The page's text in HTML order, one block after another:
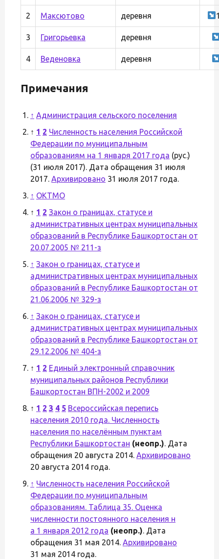
2 Максютово деревня
3 Григорьевка деревня
4 Веденовка деревня
Примечания
↑ Администрация сельского поселения
↑ 1 2 Численность населения Российской
Федерации по муниципальным
образованиям на 1 января 2017 года (рус.)
(31 июля 2017). Дата обращения 31 июля
2017. Архивировано 31 июля 2017 года.
↑ ОКТМО
↑ 1 2 Закон о границах, статусе и
административных центрах муниципальных
образований в Республике Башкортостан от
20.07.2005 № 211-з
↑ Закон о границах, статусе и
административных центрах муниципальных
образований в Республике Башкортостан от
21.06.2006 № 329-з
↑ Закон о границах, статусе и
административных центрах муниципальных
образований в Республике Башкортостан от
29.12.2006 № 404-з
↑ 1 2 Единый электронный справочник
муниципальных районов Республики
Башкортостан ВПН-2002 и 2009
↑ 1 2 3 4 5 Всероссийская перепись
населения 2010 года. Численность
населения по населённым пунктам
Республики Башкортостан (неопр.). Дата
обращения 20 августа 2014. Архивировано
20 августа 2014 года.
↑ Численность населения Российской
Федерации по муниципальным
образованиям. Таблица 35. Оценка
численности постоянного населения н
а 1 января 2012 года (неопр.). Дата
обращения 31 мая 2014. Архивировано
31 мая 2014 года.